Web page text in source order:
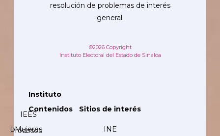
resolución de problemas de interés
general.
©2026 Copyright
Instituto Electoral del Estado de Sinaloa
Instituto
IEES
Procesos
Contenidos
Mujeres
Sitios de interés
INE